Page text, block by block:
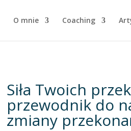
O mnie Coaching
Siła Twoich
przewodnik do
zmiany